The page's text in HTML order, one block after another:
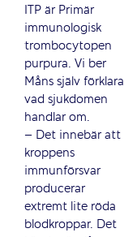
ITP är Primär
immunologisk
trombocytopen
purpura. Vi ber
Måns själv förklara
vad sjukdomen
handlar om.
– Det innebär att
kroppens
immunförsvar
producerar
extremt lite röda
blodkroppar. Det